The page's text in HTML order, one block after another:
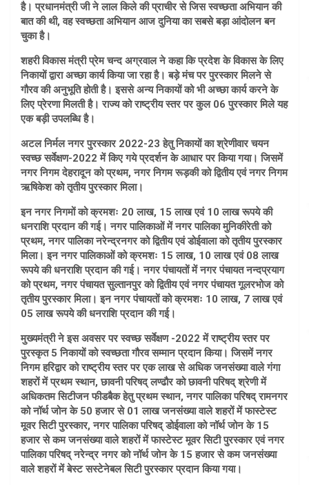
है। प्रधानमंत्री जी ने लाल किले की प्राचीर से जिस स्वच्छता अभियान की
बात की थी, वह स्वच्छता अभियान आज दुनिया का सबसे बड़ा आंदोलन बन
चुका है।
शहरी विकास मंत्री प्रेम चन्द अग्रवाल ने कहा कि प्रदेश के विकास के लिए
निकायों द्वारा अच्छा कार्य किया जा रहा है। बड़े मंच पर पुरस्कार मिलने से
गौरव की अनुभूति होती है। इससे अन्य निकायों को भी अच्छा कार्य करने के
लिए प्रेरणा मिलती है। राज्य को राष्ट्रीय स्तर पर कुल 06 पुरस्कार मिले यह
एक बड़ी उपलब्धि है।
अटल निर्मल नगर पुरस्कार 2022-23 हेतु निकायों का श्रेणीवार चयन
स्वच्छ सर्वेक्षण-2022 में किए गये प्रदर्शन के आधार पर किया गया। जिसमें
नगर निगम देहरादून को प्रथम, नगर निगम रूड़की को द्वितीय एवं नगर निगम
ऋषिकेश को तृतीय पुरस्कार मिला।
इन नगर निगमों को क्रमशः 20 लाख, 15 लाख एवं 10 लाख रूपये की
धनराशि प्रदान की गई। नगर पालिकाओं में नगर पालिका मुनिकीरेती को
प्रथम, नगर पालिका नरेन्द्रनगर को द्वितीय एवं डोईवाला को तृतीय पुरस्कार
मिला। इन नगर पालिकाओं को क्रमशः 15 लाख, 10 लाख एवं 08 लाख
रूपये की धनराशि प्रदान की गई। नगर पंचायतों में नगर पंचायत नन्दप्रयाग
को प्रथम, नगर पंचायत सुल्तानपुर को द्वितीय एवं नगर पंचायत गूलरभोज को
तृतीय पुरस्कार मिला। इन नगर पंचायतों को क्रमशः 10 लाख, 7 लाख एवं
05 लाख रूपये की धनराशि प्रदान की गई।
मुख्यमंत्री ने इस अवसर पर स्वच्छ सर्वेक्षण -2022 में राष्ट्रीय स्तर पर
पुरस्कृत 5 निकायों को स्वच्छता गौरव सम्मान प्रदान किया। जिसमें नगर
निगम हरिद्वार को राष्ट्रीय स्तर पर एक लाख से अधिक जनसंख्या वाले गंगा
शहरों में प्रथम स्थान, छावनी परिषद् लण्ढौर को छावनी परिषद् श्रेणी में
अधिकतम सिटीजन फीडबैक हेतु प्रथम स्थान, नगर पालिका परिषद् रामनगर
को नॉर्थ जोन के 50 हजार से 01 लाख जनसंख्या वाले शहरों में फास्टेस्ट
मूवर सिटी पुरस्कार, नगर पालिका परिषद् डोईवाला को नॉर्थ जोन के 15
हजार से कम जनसंख्या वाले शहरों में फास्टेस्ट मूवर सिटी पुरस्कार एवं नगर
पालिका परिषद् नरेन्द्र नगर को नॉर्थ जोन के 15 हजार से कम जनसंख्या
वाले शहरों में बेस्ट सस्टेनेबल सिटी पुरस्कार प्रदान किया गया।